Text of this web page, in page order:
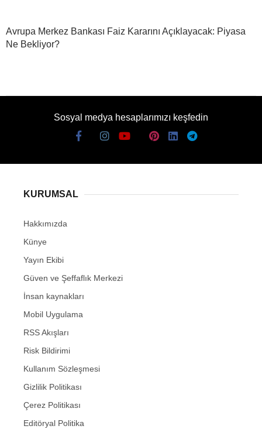
Avrupa Merkez Bankası Faiz Kararını Açıklayacak: Piyasa
Ne Bekliyor?
Sosyal medya hesaplarımızı keşfedin
KURUMSAL
Hakkımızda
Künye
Yayın Ekibi
Güven ve Şeffaflık Merkezi
İnsan kaynakları
Mobil Uygulama
RSS Akışları
Risk Bildirimi
Kullanım Sözleşmesi
Gizlilik Politikası
Çerez Politikası
Editöryal Politika